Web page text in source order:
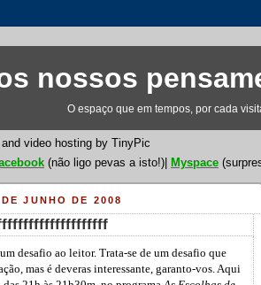
nossos
O espaço que em tempos, por cada
(não ligo pevas a isto!)| Myspace
JUNHO DE 2008
desafio ao leitor. Trata-se de um desafio que
mas é deveras interessante, garanto-vos. Aqui